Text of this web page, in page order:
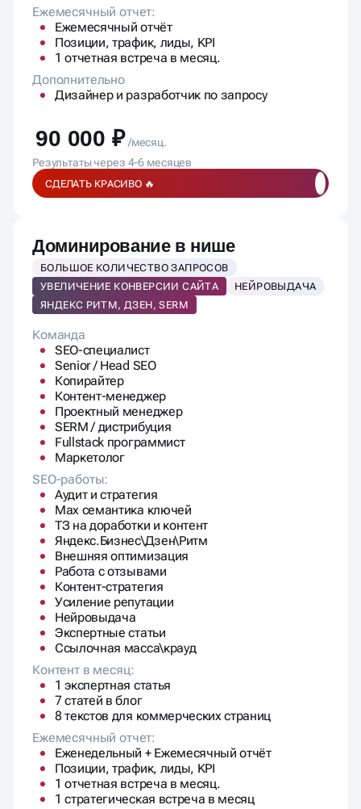
Ежемесячный отчет:
Ежемесячный отчёт
Позиции, трафик, лиды, KPI
1 отчетная встреча в месяц.
Дополнительно
Дизайнер и разработчик по запросу
90 000 ₽ /месяц.
Результаты через 4-6 месяцев
СДЕЛАТЬ КРАСИВО 🔥
Доминирование в нише
БОЛЬШОЕ КОЛИЧЕСТВО ЗАПРОСОВ
УВЕЛИЧЕНИЕ КОНВЕРСИИ САЙТА
НЕЙРОВЫДАЧА
ЯНДЕКС РИТМ, ДЗЕН, SERM
Команда
SEO-специалист
Senior / Head SEO
Копирайтер
Контент-менеджер
Проектный менеджер
SERM / дистрибуция
Fullstack программист
Маркетолог
SEO-работы:
Аудит и стратегия
Max семантика ключей
ТЗ на доработки и контент
Яндекс.Бизнес\Дзен\Ритм
Внешняя оптимизация
Работа с отзывами
Контент-стратегия
Усиление репутации
Нейровыдача
Экспертные статьи
Ссылочная масса\крауд
Контент в месяц:
1 экспертная статья
7 статей в блог
8 текстов для коммерческих страниц
Ежемесячный отчет:
Еженедельный + Ежемесячный отчёт
Позиции, трафик, лиды, KPI
1 отчетная встреча в месяц.
1 стратегическая встреча в месяц